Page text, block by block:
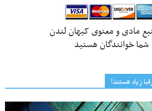
مادی و معنوی کیهان لندن
شما خوانندگان هستید
زیاد هستند!